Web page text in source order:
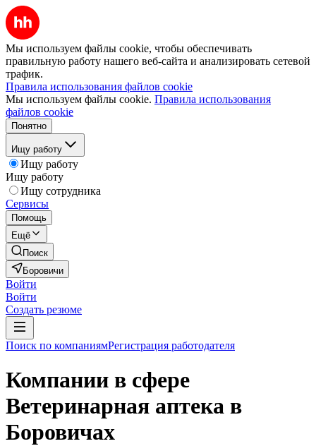
Мы используем файлы cookie, чтобы обеспечивать
правильную работу нашего веб-сайта и анализировать сетевой
трафик.
Правила использования файлов cookie
Мы используем файлы cookie. Правила использования
файлов cookie
Понятно
Ищу работу
Ищу работу
Ищу работу
Ищу сотрудника
Сервисы
Помощь
Ещё
Поиск
Боровичи
Войти
Войти
Создать резюме
Поиск по компаниямРегистрация работодателя
Компании в сфере
Ветеринарная аптека в
Боровичах